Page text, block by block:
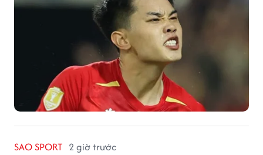
SAO SPORT 2 giờ trước